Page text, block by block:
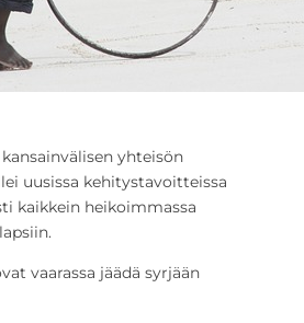
yhteisön
uusissa kehitystavoitteissa
kaikkein heikoimmassa
vaarassa jäädä syrjään